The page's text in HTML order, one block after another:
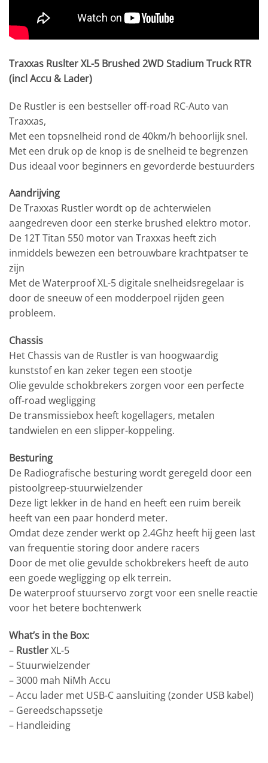
Traxxas Ruslter XL-5 Brushed 2WD Stadium Truck RTR
(incl Accu & Lader)
De Rustler is een bestseller off-road RC-Auto van
Traxxas,
Met een topsnelheid rond de 40km/h behoorlijk snel.
Met een druk op de knop is de snelheid te begrenzen
Dus ideaal voor beginners en gevorderde bestuurders
Aandrijving
De Traxxas Rustler wordt op de achterwielen
aangedreven door een sterke brushed elektro motor.
De 12T Titan 550 motor van Traxxas heeft zich
inmiddels bewezen een betrouwbare krachtpatser te
zijn
Met de Waterproof XL-5 digitale snelheidsregelaar is
door de sneeuw of een modderpoel rijden geen
probleem.
Chassis
Het Chassis van de Rustler is van hoogwaardig
kunststof en kan zeker tegen een stootje
Olie gevulde schokbrekers zorgen voor een perfecte
off-road wegligging
De transmissiebox heeft kogellagers, metalen
tandwielen en een slipper-koppeling.
Besturing
De Radiografische besturing wordt geregeld door een
pistoolgreep-stuurwielzender
Deze ligt lekker in de hand en heeft een ruim bereik
heeft van een paar honderd meter.
Omdat deze zender werkt op 2.4Ghz heeft hij geen last
van frequentie storing door andere racers
Door de met olie gevulde schokbrekers heeft de auto
een goede wegligging op elk terrein.
De waterproof stuurservo zorgt voor een snelle reactie
voor het betere bochtenwerk
What’s in the Box:
– RustlerXL-5
– Stuurwielzender
– 3000 mah NiMh Accu
– Accu lader met USB-C aansluiting (zonder USB kabel)
– Gereedschapssetje
– Handleiding